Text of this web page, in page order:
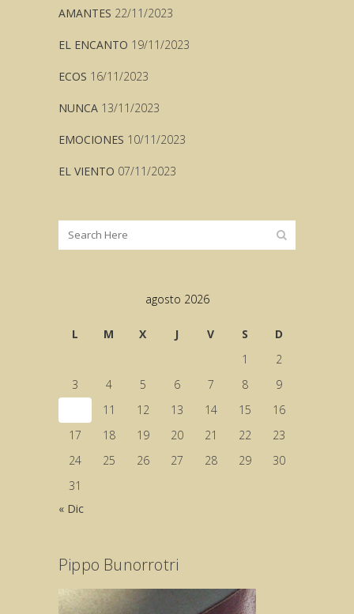
AMANTES 22/11/2023
EL ENCANTO 19/11/2023
ECOS 16/11/2023
NUNCA 13/11/2023
EMOCIONES 10/11/2023
EL VIENTO 07/11/2023
agosto 2026
L M X J V S
D
1
2
3
4 5 6 7 8
9
11 12 13 14 15
16
17
18 19 20 21 22
23
24
25 26 27 28 29
30
31
« Dic
Pippo Bunorrotri